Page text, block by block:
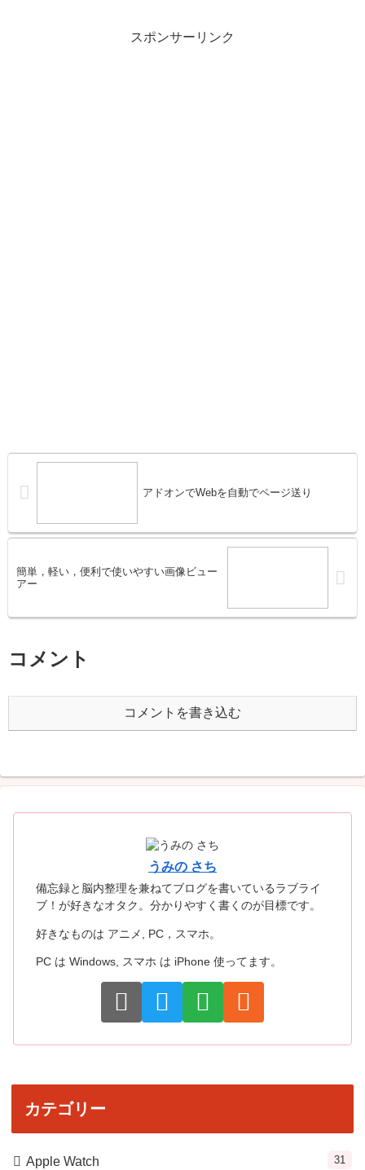
スポンサーリンク
アドオンでWebを自動でページ送り
簡単，軽い，便利で使いやすい画像ビュー
アー
コメント
コメントを書き込む
うみの さち
備忘録と脳内整理を兼ねてブログを書いているラブライ
ブ！が好きなオタク。分かりやすく書くのが目標です。
好きなものは アニメ, PC，スマホ。
PC は Windows, スマホ は iPhone 使ってます。
カテゴリー
Apple Watch 31